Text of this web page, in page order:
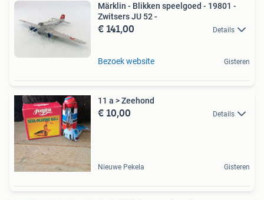
Märklin - Blikken speelgoed - 19801 -
Zwitsers JU 52 -
€ 141,00 Details
Bezoek website Gisteren
11 a > Zeehond
€ 10,00 Details
Nieuwe Pekela Gisteren